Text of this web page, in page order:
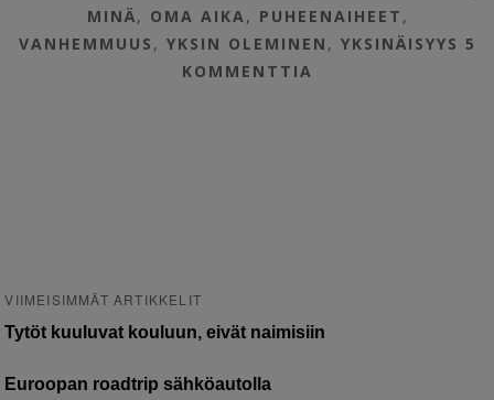
MINÄ, OMA AIKA , PUHEENAIHEET ,
VANHEMMUUS ,YKSIN OLEMINEN ,YKSINÄISYYS 5
KOMMENTTIA
VIIMEISIMMÄT ARTIKKELIT
Tytöt kuuluvat kouluun, eivät naimisiin
Euroopan roadtrip sähköautolla